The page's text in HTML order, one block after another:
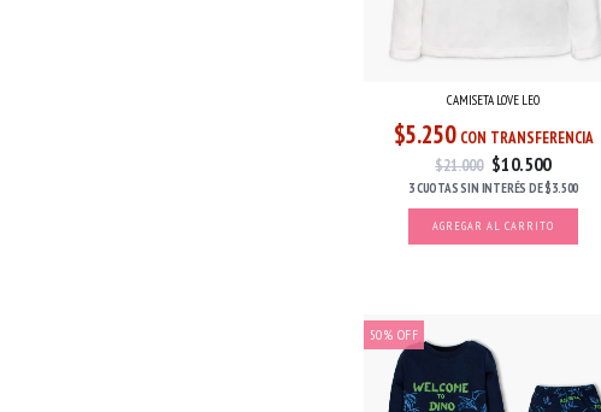
CAMISETA LOVE LEO
$5.250 CON TRANSFERENCIA
$21.000 $10.500
3 CUOTASSIN INTERÉS DE$3.500
AGREGAR AL CARRITO
50% OFF